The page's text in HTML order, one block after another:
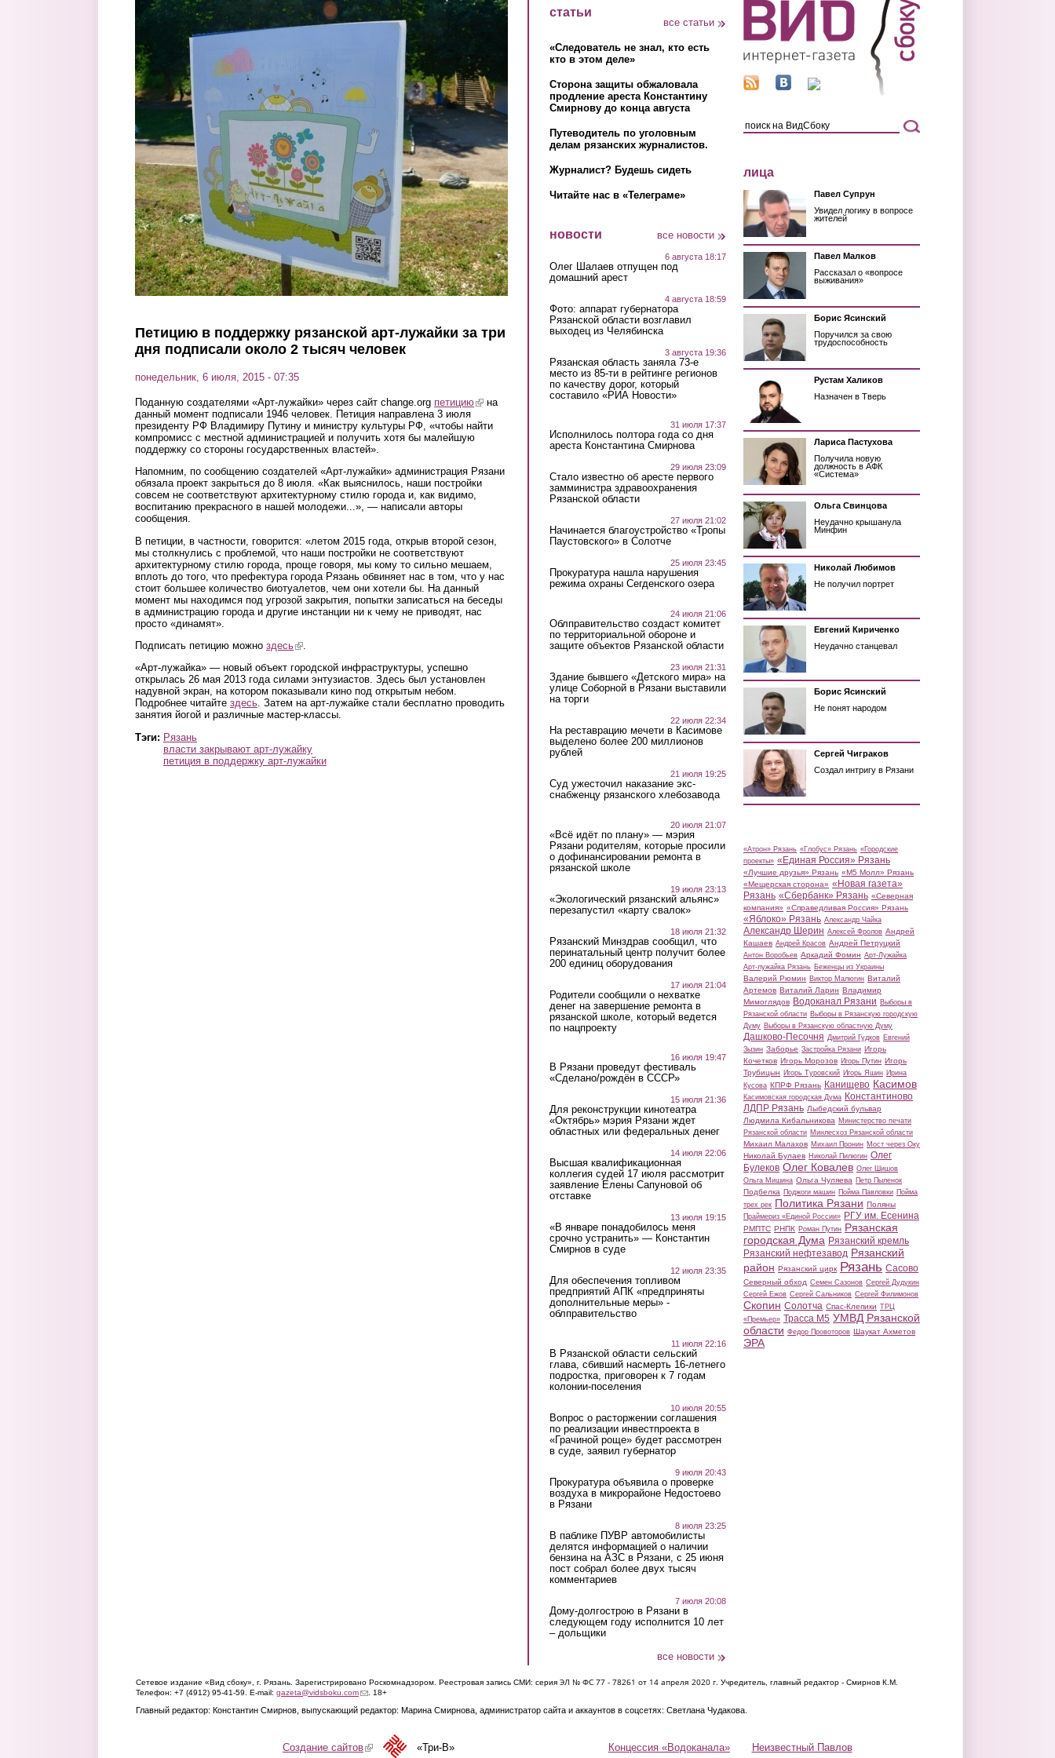
Перейти к основному содержанию
Петицию в поддержку рязанской арт-лужайки за три
дня подписали около 2 тысяч человек
понедельник, 6 июля, 2015 - 07:35
Поданную создателями «Арт-лужайки» через сайт change.org петицию(link is external)
на
данный момент подписали 1946 человек. Петиция направлена 3 июля
президенту РФ Владимиру Путину и министру культуры РФ, «чтобы найти
компромисс с местной администрацией и получить хотя бы малейшую
поддержку со стороны государственных властей».
Напомним, по сообщению создателей «Арт-лужайки» администрация Рязани
обязала проект закрыться до 8 июля. «Как выяснилось, наши постройки
совсем не соответствуют архитектурному стилю города и, как видимо,
воспитанию прекрасного в нашей молодежи...», — написали авторы
сообщения.
В петиции, в частности, говорится: «летом 2015 года, открыв второй сезон,
мы столкнулись с проблемой, что наши постройки не соответствуют
архитектурному стилю города, проще говоря, мы кому то сильно мешаем,
вплоть до того, что префектура города Рязань обвиняет нас в том, что у нас
стоит большее количество биотуалетов, чем они хотели бы. На данный
момент мы находимся под угрозой закрытия, попытки записаться на беседы
в администрацию города и другие инстанции ни к чему не приводят, нас
просто «динамят».
Подписать петицию можно здесь(link is external)
«Арт-лужайка» — новый объект городской инфраструктуры, успешно
открылась 26 мая 2013 года силами энтузиастов. Здесь был установлен
надувной экран, на котором показывали кино под открытым небом.
Подробнее читайте здесь. Затем на арт-лужайке стали бесплатно проводить
занятия йогой и различные мастер-классы.
Тэги: Рязань
власти закрывают арт-лужайку
петиция в поддержку арт-лужайки
статьи
все статьи
«Следователь не знал, кто есть
кто в этом деле»
Сторона защиты обжаловала
продление ареста Константину
Смирнову до конца августа
Путеводитель по уголовным
делам рязанских журналистов.
Журналист? Будешь сидеть
Читайте нас в «Телеграме»
новости все новости
6 августа 18:17
Олег Шалаев отпущен под
домашний арест
4 августа 18:59
Фото: аппарат губернатора
Рязанской области возглавил
выходец из Челябинска
3 августа 19:36
Рязанская область заняла 73-е
место из 85-ти в рейтинге регионов
по качеству дорог, который
составило «РИА Новости»
31 июля 17:37
Исполнилось полтора года со дня
ареста Константина Смирнова
29 июля 23:09
Стало известно об аресте первого
замминистра здравоохранения
Рязанской области
27 июля 21:02
Начинается благоустройство «Тропы
Паустовского» в Солотче
25 июля 23:45
Прокуратура нашла нарушения
режима охраны Сегденского озера
24 июля 21:06
Облправительство создаст комитет
по территориальной обороне и
защите объектов Рязанской области
23 июля 21:31
Здание бывшего «Детского мира» на
улице Соборной в Рязани выставили
на торги
22 июля 22:34
На реставрацию мечети в Касимове
выделено более 200 миллионов
рублей
21 июля 19:25
Суд ужесточил наказание экс-
снабженцу рязанского хлебозавода
20 июля 21:07
«Всё идёт по плану» — мэрия
Рязани родителям, которые просили
о дофинансировании ремонта в
рязанской школе
19 июля 23:13
«Экологический рязанский альянс»
перезапустил «карту свалок»
18 июля 21:32
Рязанский Минздрав сообщил, что
перинатальный центр получит более
200 единиц оборудования
17 июля 21:04
Родители сообщили о нехватке
денег на завершение ремонта в
рязанской школе, который ведется
по нацпроекту
16 июля 19:47
В Рязани проведут фестиваль
«Сделано/рождён в СССР»
15 июля 21:36
Для реконструкции кинотеатра
«Октябрь» мэрия Рязани ждет
областных или федеральных денег
14 июля 22:06
Высшая квалификационная
коллегия судей 17 июля рассмотрит
заявление Елены Сапуновой об
отставке
13 июля 19:15
«В январе понадобилось меня
срочно устранить» — Константин
Смирнов в суде
12 июля 23:35
Для обеспечения топливом
предприятий АПК «предприняты
дополнительные меры» -
облправительство
11 июля 22:16
В Рязанской области сельский
глава, сбивший насмерть 16-летнего
подростка, приговорен к 7 годам
колонии-поселения
10 июля 20:55
Вопрос о расторжении соглашения
по реализации инвестпроекта в
«Грачиной роще» будет рассмотрен
в суде, заявил губернатор
9 июля 20:43
Прокуратура объявила о проверке
воздуха в микрорайоне Недостоево
в Рязани
8 июля 23:25
В паблике ПУВР автомобилисты
делятся информацией о наличии
бензина на АЗС в Рязани, с 25 июня
пост собрал более двух тысяч
комментариев
7 июля 20:08
Дому-долгострою в Рязани в
следующем году исполнится 10 лет
– дольщики
все новости
лица
Павел Супрун
Увидел логику в вопросе
жителей
Павел Малков
Рассказал о «вопросе
выживания»
Борис Ясинский
Поручился за свою
трудоспособность
Рустам Халиков
Назначен в Тверь
Лариса Пастухова
Получила новую
должность в АФК
«Система»
Ольга Свинцова
Неудачно крышанула
Минфин
Николай Любимов
Не получил портрет
Евгений Кириченко
Неудачно станцевал
Борис Ясинский
Не понят народом
Сергей Чиграков
Создал интригу в Рязани
«Атрон» Рязань «Глобус» Рязань «Городские
проекты» «Единая Россия» Рязань
«Лучшие друзья» Рязань «М5 Молл» Рязань
«Мещерская сторона» «Новая газета»
Рязань «Сбербанк» Рязань «Северная
компания» «Справедливая Россия» Рязань
«Яблоко» Рязань Александр Чайка
Александр Шерин Алексей Фролов Андрей
Кашаев Андрей Красов Андрей Петруцкий
Антон Воробьев Аркадий Фомин Арт-Лужайка
Арт-лужайка Рязань Беженцы из Украины
Валерий Рюмин Виктор Малюгин Виталий
Артемов Виталий Ларин Владимир
Мимоглядов Водоканал Рязани Выборы в
Рязанской области Выборы в Рязанскую городскую
Думу Выборы в Рязанскую областную Думу
Дашково-Песочня Дмитрий Гудков Евгений
Зызин Заборье Застройка Рязани Игорь
Кочетков Игорь Морозов Игорь Путин Игорь
Трубицын Игорь Туровский Игорь Яшин Ирина
Кусова КПРФ Рязань Канищево Касимов
Касимовская городская Дума Константиново
ЛДПР Рязань Лыбедский бульвар
Людмила Кибальникова Министерство печати
Рязанской области Минлесхоз Рязанской области
Михаил Малахов Михаил Пронин Мост через Оку
Николай Булаев Николай Пилюгин Олег
Булеков Олег Ковалев Олег Шишов
Ольга Мишина Ольга Чуляева Петр Пыленок
Подбелка Поджоги машин Пойма Павловки Пойма
трех рек Политика Рязани Поляны
Праймериз «Единой России» РГУ им. Есенина
РМПТС РНПК Роман Путин Рязанская
городская Дума Рязанский кремль
Рязанский нефтезавод Рязанский
район Рязанский цирк Рязань Сасово
Северный обход Семен Сазонов Сергей Дудукин
Сергей Ежов Сергей Сальников Сергей Филимонов
Скопин Солотча Спас-Клепики ТРЦ
«Премьер» Трасса М5 УМВД Рязанской
области Федор Провоторов Шаукат Ахметов
ЭРА
Сетевое издание «Вид сбоку», г. Рязань. Зарегистрировано Роскомнадзором. Реестровая запись СМИ: серия ЭЛ № ФС 77 - 78261 от 14 апреля 2020 г. Учредитель, главный редактор - Смирнов К.М.
Телефон: +7 (4912) 95-41-59. E-mail: gazeta@vidsboku.com(link sends e-mail)
. 18+
Главный редактор: Константин Смирнов, выпускающий редактор: Марина Смирнова, администратор сайта и аккаунтов в соцсетях: Светлана Чудакова.
Концессия «Водоканала» Неизвестный Павлов
Создание сайтов(link is external)«Три-В»